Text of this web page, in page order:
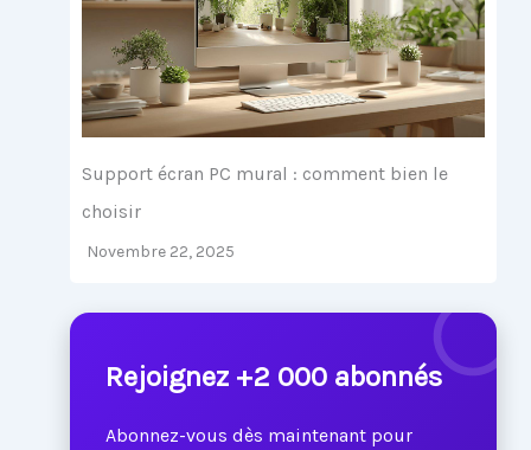
Support écran PC mural : comment bien le
choisir
Novembre 22, 2025
Rejoignez +2 000 abonnés
Abonnez-vous dès maintenant pour